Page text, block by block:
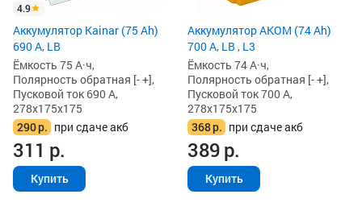
4.9
Аккумулятор Kainar (75 Ah)
690 А, LB
Ёмкость 75 А·ч,
Полярность обратная [- +],
Пусковой ток 690 А,
278x175x175
290р. при сдаче акб
311 р.
Купить
Аккумулятор AKOM (74 Ah)
700 А, LB , L3
Ёмкость 74 А·ч,
Полярность обратная [- +],
Пусковой ток 700 А,
278x175x175
368р. при сдаче акб
389р.
Купить